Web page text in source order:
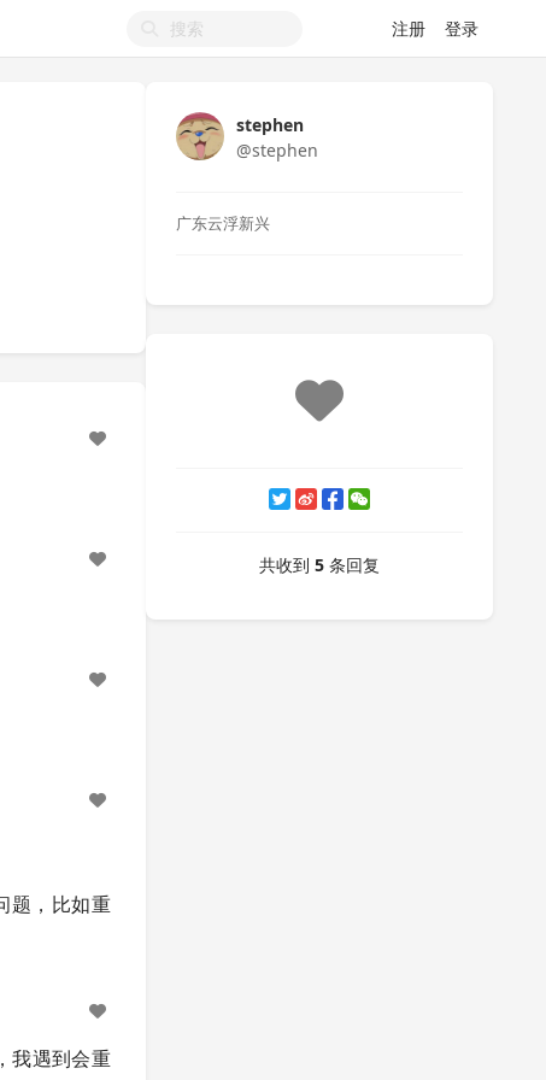
注册 登录
题，比如重
我遇到会重
stephen
@stephen
广东云浮新兴
共收到 5 条回复